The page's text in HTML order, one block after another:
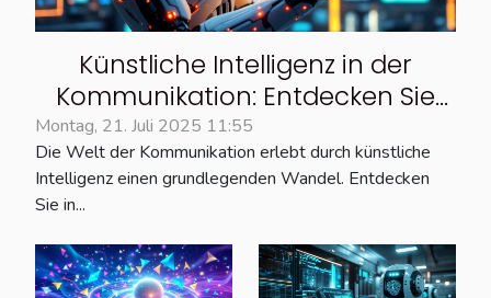
Künstliche Intelligenz in der
Kommunikation: Entdecken Sie
neue Funktionen für
Zusammenfassungen,
Übersetzungen und Recherchen
Montag, 21. Juli 2025 11:55
Die Welt der Kommunikation erlebt durch künstliche
Intelligenz einen grundlegenden Wandel. Entdecken
Sie in...